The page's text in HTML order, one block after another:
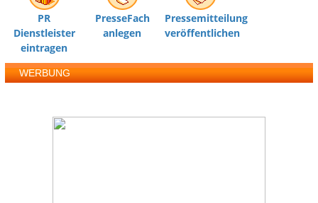
PR
Dienstleister
eintragen
PresseFach
anlegen
Pressemitteilung
veröffentlichen
WERBUNG